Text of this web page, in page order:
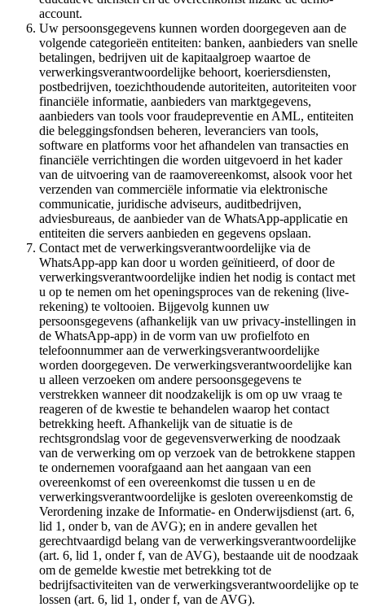
account.
Uw persoonsgegevens kunnen worden doorgegeven aan de
volgende categorieën entiteiten: banken, aanbieders van snelle
betalingen, bedrijven uit de kapitaalgroep waartoe de
verwerkingsverantwoordelijke behoort, koeriersdiensten,
postbedrijven, toezichthoudende autoriteiten, autoriteiten voor
financiële informatie, aanbieders van marktgegevens,
aanbieders van tools voor fraudepreventie en AML, entiteiten
die beleggingsfondsen beheren, leveranciers van tools,
software en platforms voor het afhandelen van transacties en
financiële verrichtingen die worden uitgevoerd in het kader
van de uitvoering van de raamovereenkomst, alsook voor het
verzenden van commerciële informatie via elektronische
communicatie, juridische adviseurs, auditbedrijven,
adviesbureaus, de aanbieder van de WhatsApp-applicatie en
entiteiten die servers aanbieden en gegevens opslaan.
Contact met de verwerkingsverantwoordelijke via de
WhatsApp-app kan door u worden geïnitieerd, of door de
verwerkingsverantwoordelijke indien het nodig is contact met
u op te nemen om het openingsproces van de rekening (live-
rekening) te voltooien. Bijgevolg kunnen uw
persoonsgegevens (afhankelijk van uw privacy-instellingen in
de WhatsApp-app) in de vorm van uw profielfoto en
telefoonnummer aan de verwerkingsverantwoordelijke
worden doorgegeven. De verwerkingsverantwoordelijke kan
u alleen verzoeken om andere persoonsgegevens te
verstrekken wanneer dit noodzakelijk is om op uw vraag te
reageren of de kwestie te behandelen waarop het contact
betrekking heeft. Afhankelijk van de situatie is de
rechtsgrondslag voor de gegevensverwerking de noodzaak
van de verwerking om op verzoek van de betrokkene stappen
te ondernemen voorafgaand aan het aangaan van een
overeenkomst of een overeenkomst die tussen u en de
verwerkingsverantwoordelijke is gesloten overeenkomstig de
Verordening inzake de Informatie- en Onderwijsdienst (art. 6,
lid 1, onder b, van de AVG); en in andere gevallen het
gerechtvaardigd belang van de verwerkingsverantwoordelijke
(art. 6, lid 1, onder f, van de AVG), bestaande uit de noodzaak
om de gemelde kwestie met betrekking tot de
bedrijfsactiviteiten van de verwerkingsverantwoordelijke op te
lossen (art. 6, lid 1, onder f, van de AVG).